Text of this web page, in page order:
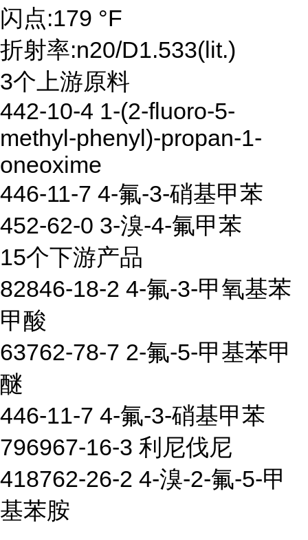
闪点:179 °F
折射率:n20/D1.533(lit.)
3个上游原料
442-10-4 1-(2-fluoro-5-
methyl-phenyl)-propan-1-
oneoxime
446-11-7 4-氟-3-硝基甲苯
452-62-0 3-溴-4-氟甲苯
15个下游产品
82846-18-2 4-氟-3-甲氧基苯
甲酸
63762-78-7 2-氟-5-甲基苯甲
醚
446-11-7 4-氟-3-硝基甲苯
796967-16-3 利尼伐尼
418762-26-2 4-溴-2-氟-5-甲
基苯胺